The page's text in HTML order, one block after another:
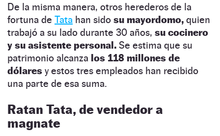
De la misma manera, otros herederos de la
fortuna de Tata han sido su mayordomo, quien
trabajó a su lado durante 30 años, su cocinero
y su asistente personal. Se estima que su
patrimonio alcanza los 118 millones de
dólares y estos tres empleados han recibido
una parte de esa suma.
Ratan Tata, de vendedor a
magnate